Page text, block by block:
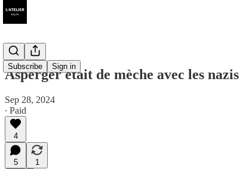
Subscribe Sign in
Asperger était de mèche avec les nazis
Sep 28, 2024
∙ Paid
4
5
1